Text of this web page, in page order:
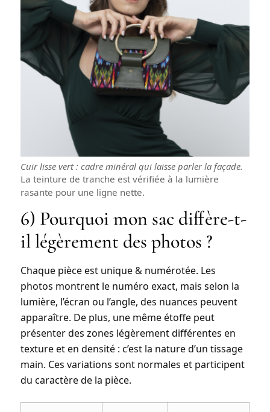
Cuir lisse vert : cadre minéral qui laisse parler la façade.
La teinture de tranche est vérifiée à la lumière
rasante pour une ligne nette.
6) Pourquoi mon sac diffère-t-
il légèrement des photos ?
Chaque pièce est unique & numérotée. Les
photos montrent le numéro exact, mais selon la
lumière, l’écran ou l’angle, des nuances peuvent
apparaître. De plus, une même étoffe peut
présenter des zones légèrement différentes en
texture et en densité : c’est la nature d’un tissage
main. Ces variations sont normales et participent
du caractère de la pièce.